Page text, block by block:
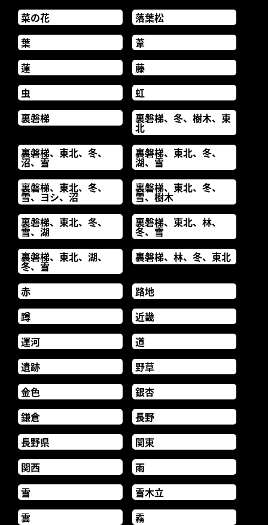
菜の花
落葉松
葉
葦
蓮
藤
虫
虹
裏磐梯
裏磐梯、冬、樹木、東
北
裏磐梯、東北、冬、
沼、雪
裏磐梯、東北、冬、
湖、雪
裏磐梯、東北、冬、
雪、ヨシ、沼
裏磐梯、東北、冬、
雪、樹木
裏磐梯、東北、冬、
雪、湖
裏磐梯、東北、林、
冬、雪
裏磐梯、東北、湖、
冬、雪
裏磐梯、林、冬、東北
赤
路地
蹲
近畿
運河
道
遺跡
野草
金色
銀杏
鎌倉
長野
長野県
関東
関西
雨
雪
雪木立
雲
霧